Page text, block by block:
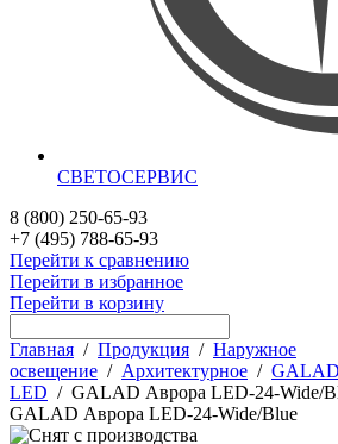
СВЕТОСЕРВИС
8 (800) 250-65-93
+7 (495) 788-65-93
Перейти к сравнению
Перейти в избранное
Перейти в корзину
Главная / Продукция / Наружное
освещение / Архитектурное /
LED / GALAD Аврора LED-24-Wide/
GALAD Аврора LED-24-Wide/Blue